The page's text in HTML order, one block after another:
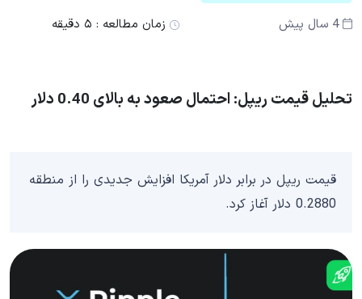
4 سال پیش
زمان مطالعه : ۵ دقیقه
تحلیل قیمت ریپل: احتمال صعود به بالای 0.40 دلار
قیمت ریپل در برابر دلار آمریکا افزایش جدیدی را از منطقه
0.2880 دلار آغاز کرد.